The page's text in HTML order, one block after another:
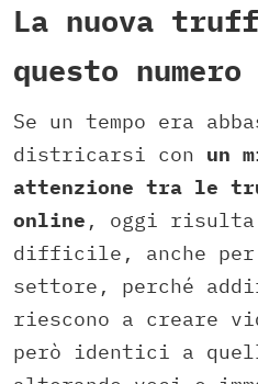
La nuova
questo
Se un tempo era
districarsi con un
attenzione tra le
online , oggi risulta
difficile, anche
settore, perché
riescono a creare
però identici a